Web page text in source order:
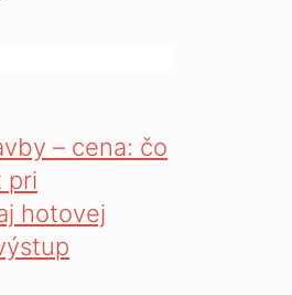
– cena: čo
pri
hotovej